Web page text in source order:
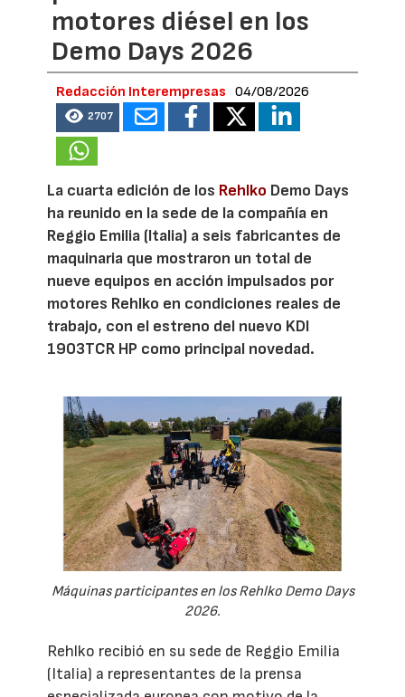
motores diésel en los
Demo Days 2026
Redacción Interempresas 04/08/2026
2707
La cuarta edición de los Rehlko Demo Days
ha reunido en la sede de la compañía en
Reggio Emilia (Italia) a seis fabricantes de
maquinaria que mostraron un total de
nueve equipos en acción impulsados por
motores Rehlko en condiciones reales de
trabajo, con el estreno del nuevo KDI
1903TCR HP como principal novedad.
Máquinas participantes en los Rehlko Demo Days
2026.
Rehlko recibió en su sede de Reggio Emilia
(Italia) a representantes de la prensa